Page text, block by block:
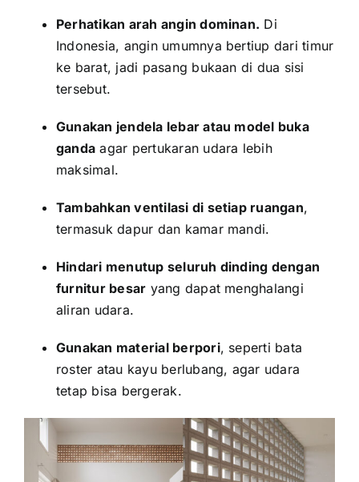
Perhatikan arah angin dominan. Di
Indonesia, angin umumnya bertiup dari timur
ke barat, jadi pasang bukaan di dua sisi
tersebut.
Gunakan jendela lebar atau model buka
ganda agar pertukaran udara lebih
maksimal.
Tambahkan ventilasi di setiap ruangan,
termasuk dapur dan kamar mandi.
Hindari menutup seluruh dinding dengan
furnitur besar yang dapat menghalangi
aliran udara.
Gunakan material berpori, seperti bata
roster atau kayu berlubang, agar udara
tetap bisa bergerak.